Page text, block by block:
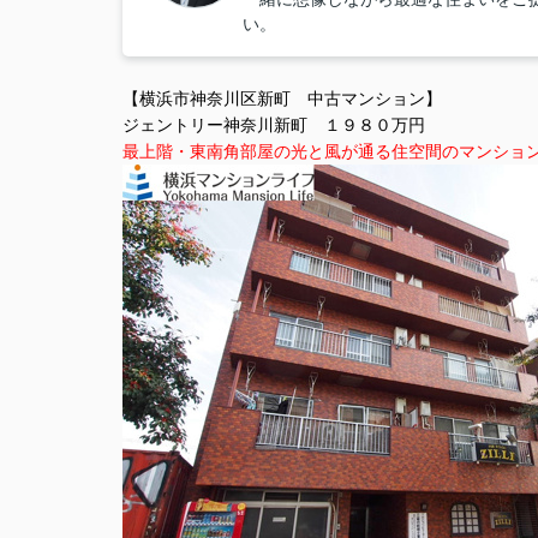
い。
【横浜市神奈川区新町 中古マンション】
ジェントリー神奈川新町 １９８０万円
最上階・東南角部屋の光と風が通る住空間のマンシ